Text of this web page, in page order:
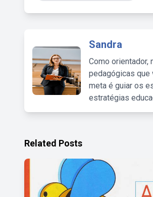
Sandra
Como orientador,
pedagógicas que
meta é guiar os
estratégias
Related Posts